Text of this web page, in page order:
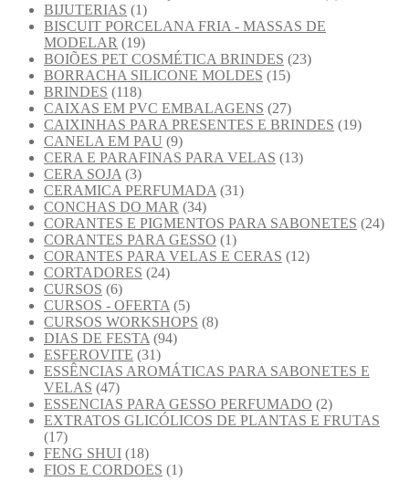
BIJUTERIAS (1)
BISCUIT PORCELANA FRIA - MASSAS DE
MODELAR (19)
BOIÕES PET COSMÉTICA BRINDES (23)
BORRACHA SILICONE MOLDES (15)
BRINDES (118)
CAIXAS EM PVC EMBALAGENS (27)
CAIXINHAS PARA PRESENTES E BRINDES (19)
CANELA EM PAU (9)
CERA E PARAFINAS PARA VELAS (13)
CERA SOJA (3)
CERAMICA PERFUMADA (31)
CONCHAS DO MAR (34)
CORANTES E PIGMENTOS PARA SABONETES (24)
CORANTES PARA GESSO (1)
CORANTES PARA VELAS E CERAS (12)
CORTADORES (24)
CURSOS (6)
CURSOS - OFERTA (5)
CURSOS WORKSHOPS (8)
DIAS DE FESTA (94)
ESFEROVITE (31)
ESSÊNCIAS AROMÁTICAS PARA SABONETES E
VELAS (47)
ESSENCIAS PARA GESSO PERFUMADO (2)
EXTRATOS GLICÓLICOS DE PLANTAS E FRUTAS
(17)
FENG SHUI (18)
FIOS E CORDOES (1)